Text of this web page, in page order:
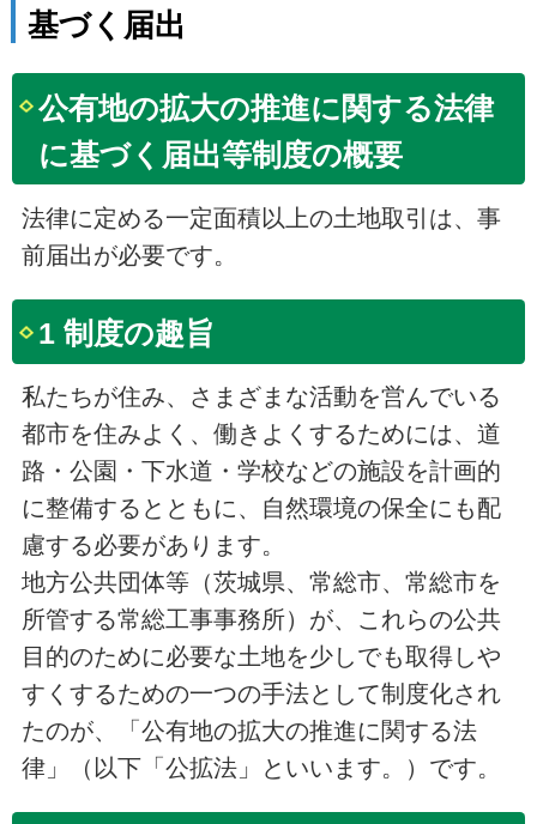
基づく届出
公有地の拡大の推進に関する法律
に基づく届出等制度の概要
法律に定める一定面積以上の土地取引は、事
前届出が必要です。
1 制度の趣旨
私たちが住み、さまざまな活動を営んでいる
都市を住みよく、働きよくするためには、道
路・公園・下水道・学校などの施設を計画的
に整備するとともに、自然環境の保全にも配
慮する必要があります。
地方公共団体等（茨城県、常総市、常総市を
所管する常総工事事務所）が、これらの公共
目的のために必要な土地を少しでも取得しや
すくするための一つの手法として制度化され
たのが、「公有地の拡大の推進に関する法
律」（以下「公拡法」といいます。）です。